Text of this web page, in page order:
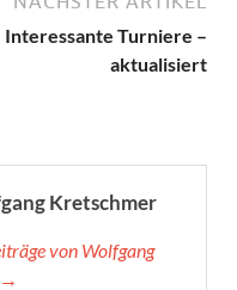
Interessante Turniere –
aktualisiert
Kretschmer
von Wolfgang
→